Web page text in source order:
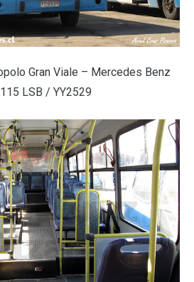
Gran Viale – Mercedes Benz
LSB / YY2529